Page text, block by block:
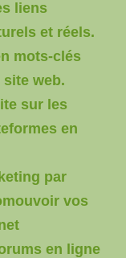
liens
et réels.
mots-clés
web.
sur les
en
par
vos
en ligne